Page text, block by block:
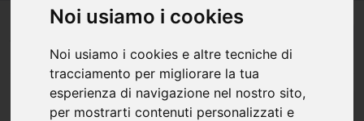
Noi usiamo i cookies
Noi usiamo i cookies e altre tecniche di
tracciamento per migliorare la tua
esperienza di navigazione nel nostro sito,
per mostrarti contenuti personalizzati e